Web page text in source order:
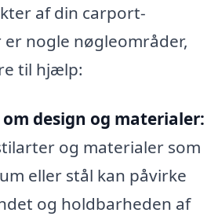
af din carport-
nogle nøgleområder,
til hjælp:
design og materialer:
og materialer som
eller stål kan påvirke
og holdbarheden af